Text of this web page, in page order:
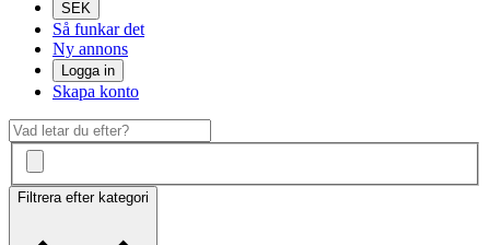
SEK
Så funkar det
Ny annons
Logga in
Skapa konto
Filtrera efter kategori